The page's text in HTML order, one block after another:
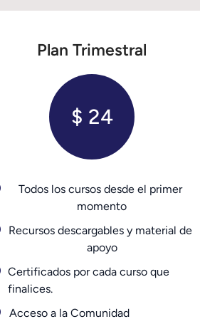
Plan Trimestral
$ 24
Todos los cursos desde el primer
momento
Recursos descargables y material de
apoyo
Certificados por cada curso que
finalices.
Acceso a la Comunidad